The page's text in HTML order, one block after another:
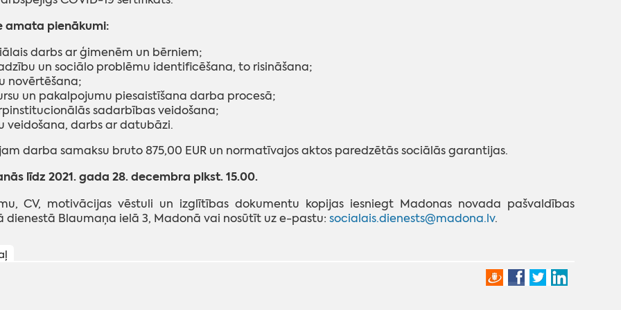
amata pienākumi:
darbs ar ģimenēm un bērniem;
un sociālo problēmu identificēšana, to risināšana;
novērtēšana;
un pakalpojumu piesaistīšana darba procesā;
sadarbības veidošana;
veidošana, darbs ar datubāzi.
darba samaksu bruto 875,00 EUR un normatīvajos aktos paredzētās sociālās garantijas.
līdz 2021. gada 28. decembra plkst. 15.00.
CV, motivācijas vēstuli un izglītības dokumentu kopijas iesniegt Madonas novada pašvaldības
dienestā Blaumaņa ielā 3, Madonā vai nosūtīt uz e-pastu: socialais.dienests@madona.lv.